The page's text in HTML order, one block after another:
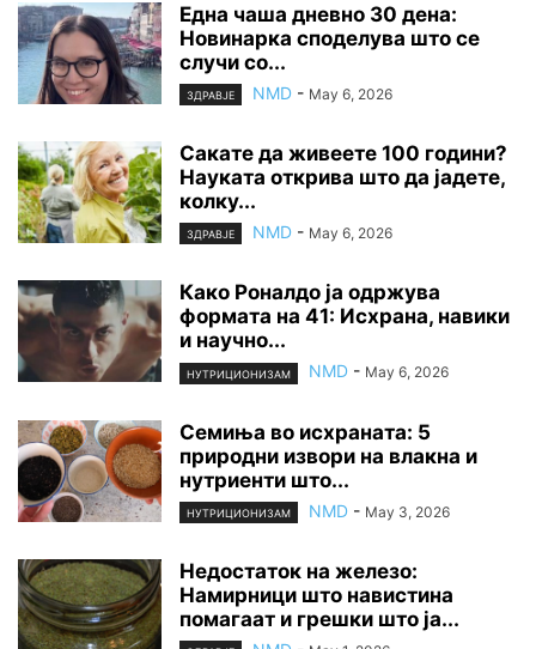
Една чаша дневно 30 дена:
Новинарка споделува што се
случи со...
ЗДРАВЈЕ NMD - May 6, 2026
Сакате да живеете 100 години?
Науката открива што да јадете,
колку...
ЗДРАВЈЕ NMD - May 6, 2026
Како Роналдо ја одржува
формата на 41: Исхрана, навики
и научно...
НУТРИЦИОНИЗАМ NMD - May 6, 2026
Семиња во исхраната: 5
природни извори на влакна и
нутриенти што...
НУТРИЦИОНИЗАМ NMD - May 3, 2026
Недостаток на железо:
Намирници што навистина
помагаат и грешки што ја...